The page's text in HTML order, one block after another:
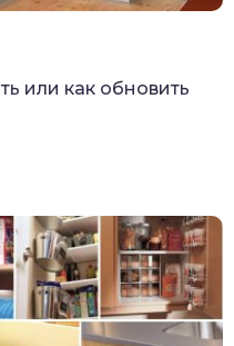
или как обновить